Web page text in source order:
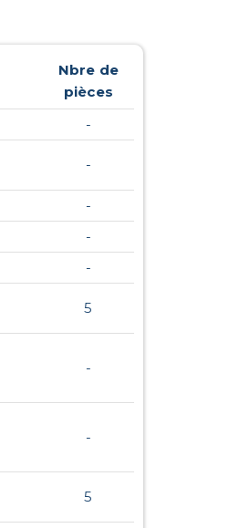
Nbre de
pièces
-
-
-
-
-
5
-
-
5